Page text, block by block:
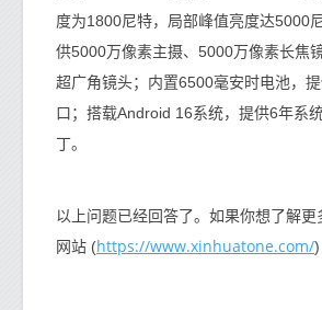
度为1800尼特，局部峰值亮度达5000
供5000万像素主摄、5000万像素长焦
超广角镜头；内置6500毫安时电池，
口；搭载Android 16系统，提供6年系
丁。
以上问题已经回答了。如果你想了解更
网站 (https://www.xinhuatone.com/)